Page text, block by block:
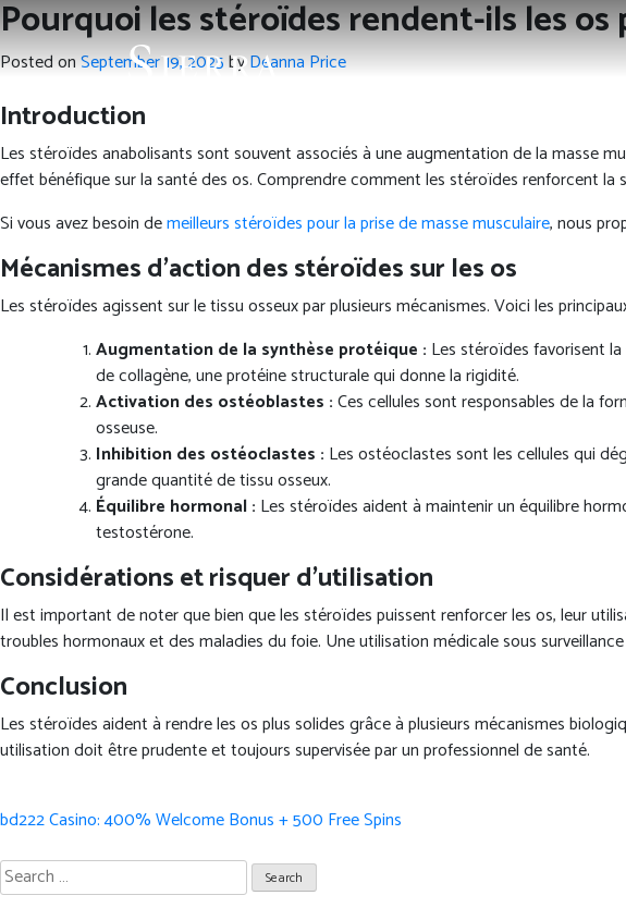
Pourquoi les stéroïdes rendent-ils les os
Posted onSeptember 19, 2025byDeanna Price
Introduction
Les stéroïdes anabolisants sont souvent associés à une augmentation de la masse
effet bénéfique sur la santé des os. Comprendre comment les stéroïdes renforcent
Si vous avez besoin demeilleurs stéroïdes pour la prise de masse musculaire, nous
Mécanismes d’action des stéroïdes sur les os
Les stéroïdes agissent sur le tissu osseux par plusieurs mécanismes. Voici les
Augmentation de la synthèse protéique : Les stéroïdes favorisent
de collagène, une protéine structurale qui donne la rigidité.
Activation des ostéoblastes :Ces cellules sont responsables de la
osseuse.
Inhibition des ostéoclastes : Les ostéoclastes sont les cellules qui
grande quantité de tissu osseux.
Équilibre hormonal : Les stéroïdes aident à maintenir un équilibre
testostérone.
Considérations et risquer d’utilisation
Il est important de noter que bien que les stéroïdes puissent renforcer les os, leur
troubles hormonaux et des maladies du foie. Une utilisation médicale sous
Conclusion
Les stéroïdes aident à rendre les os plus solides grâce à plusieurs mécanismes
utilisation doit être prudente et toujours supervisée par un professionnel de santé.
Post
navigation
bd222 Casino: 400% Welcome Bonus + 500 Free Spins
Search
for: